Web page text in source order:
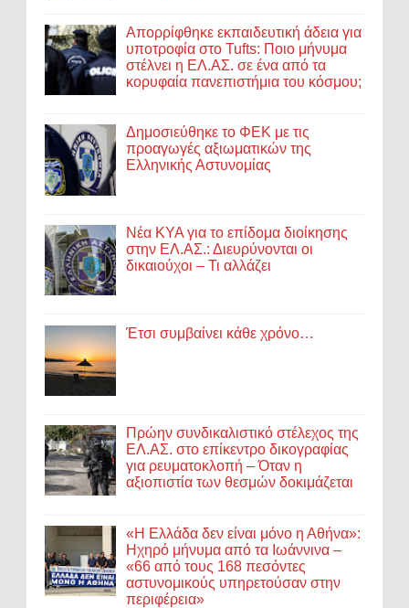
Απορρίφθηκε εκπαιδευτική άδεια για
υποτροφία στο Tufts: Ποιο μήνυμα
στέλνει η ΕΛ.ΑΣ. σε ένα από τα
κορυφαία πανεπιστήμια του κόσμου;
Δημοσιεύθηκε το ΦΕΚ με τις
προαγωγές αξιωματικών της
Ελληνικής Αστυνομίας
Νέα ΚΥΑ για το επίδομα διοίκησης
στην ΕΛ.ΑΣ.: Διευρύνονται οι
δικαιούχοι – Τι αλλάζει
Έτσι συμβαίνει κάθε χρόνο…
Πρώην συνδικαλιστικό στέλεχος της
ΕΛ.ΑΣ. στο επίκεντρο δικογραφίας
για ρευματοκλοπή – Όταν η
αξιοπιστία των θεσμών δοκιμάζεται
«Η Ελλάδα δεν είναι μόνο η Αθήνα»:
Ηχηρό μήνυμα από τα Ιωάννινα –
«66 από τους 168 πεσόντες
αστυνομικούς υπηρετούσαν στην
περιφέρεια»